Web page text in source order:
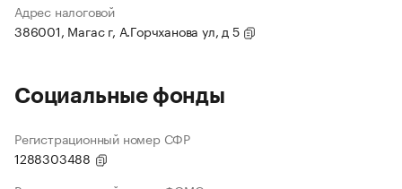
Адрес налоговой
386001, Магас г, А.Горчханова ул, д 5
Социальные фонды
Регистрационный номер СФР
1288303488